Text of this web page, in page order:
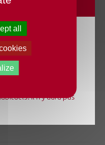
23 août 2026, la
adapte ses
jeudis, ouverte les
12h. L'accueil de la
Il n'y aura pas
all